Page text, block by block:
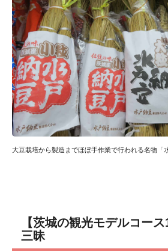
大豆栽培から製造までほぼ手作業で行われる名物「
【茨城の観光モデルコー
三昧